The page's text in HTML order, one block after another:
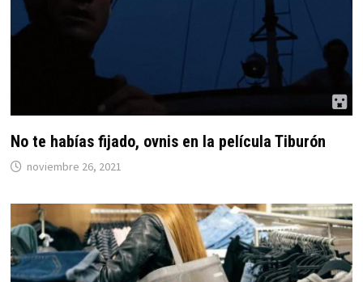
No te habías fijado, ovnis en la película Tiburón
noviembre 26, 2021